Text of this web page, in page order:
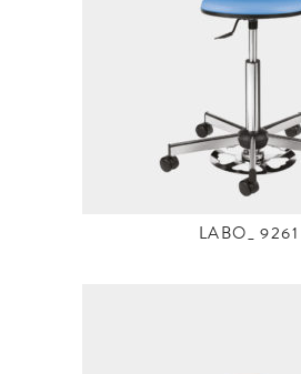
LABO_ 9261